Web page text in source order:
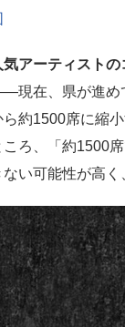
気アーティスト
現在、県が進め
ら約1500席に縮
ころ、「約1500
ない可能性が高